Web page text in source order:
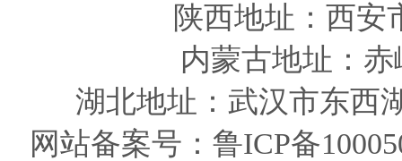
陕西地址 ：西
内蒙古地址：
湖北地址：武汉市东西
网站备案号： 鲁ICP备